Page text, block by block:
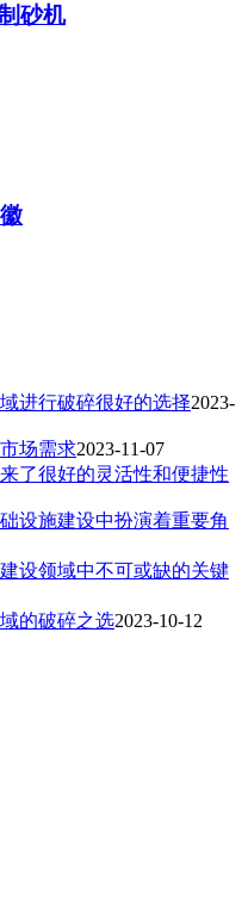
砂机
进行破碎很好的选择2023-
场需求2023-11-07
了很好的灵活性和便捷性
设施建设中扮演着重要角
设领域中不可或缺的关键
的破碎之选2023-10-12